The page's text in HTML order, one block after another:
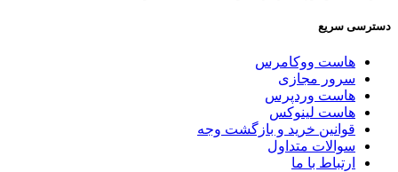
سریع
هاست ووکامرس
سرور مجازی
هاست وردپرس
هاست لینوکس
قوانین خرید و بازگشت وجه
سوالات متداول
ارتباط با ما